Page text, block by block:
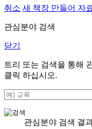
취소 새 책장 만들어 자
관심분야 검색
닫기
트리 또는 검색을 통해
클릭 하십시오.
관심분야 검색 결